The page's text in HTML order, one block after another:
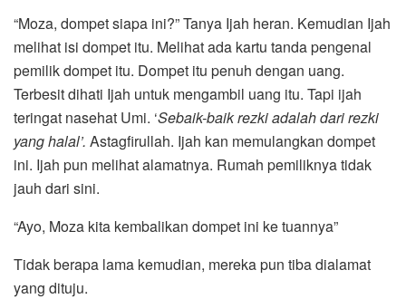
“Moza, dompet siapa ini?” Tanya Ijah heran. Kemudian Ijah
melihat isi dompet itu. Melihat ada kartu tanda pengenal
pemilik dompet itu. Dompet itu penuh dengan uang.
Terbesit dihati Ijah untuk mengambil uang itu. Tapi ijah
teringat nasehat Umi. ‘Sebaik-baik rezki adalah dari rezki
yang halal’. Astagfirullah. Ijah kan memulangkan dompet
ini. Ijah pun melihat alamatnya. Rumah pemiliknya tidak
jauh dari sini.
“Ayo, Moza kita kembalikan dompet ini ke tuannya”
Tidak berapa lama kemudian, mereka pun tiba dialamat
yang dituju.